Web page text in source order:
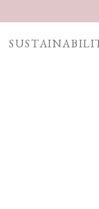
【重要】